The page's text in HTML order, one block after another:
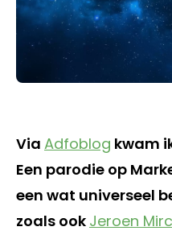
Via Adfoblog kwam
Een parodie op
een wat universeel
zoals ook Jeroen